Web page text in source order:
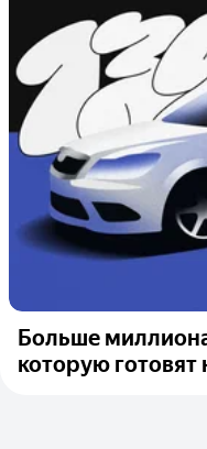
Больше
которую готовят